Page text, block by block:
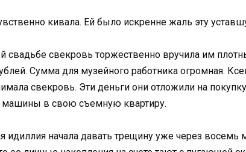
кивала. Ей было искренне жаль эту
свадьбе свекровь торжественно вручила им
Сумма для музейного работника огромная.
свекровь. Эти деньги они отложили на
машины в свою съемную квартиру.
идиллия начала давать трещину уже через восемь